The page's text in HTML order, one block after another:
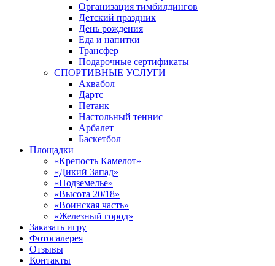
Организация тимбилдингов
Детский праздник
День рождения
Еда и напитки
Трансфер
Подарочные сертификаты
СПОРТИВНЫЕ УСЛУГИ
Аквабол
Дартс
Петанк
Настольный теннис
Арбалет
Баскетбол
Площадки
«Крепость Камелот»
«Дикий Запад»
«Подземелье»
«Высота 20/18»
«Воинская часть»
«Железный город»
Заказать игру
Фотогалерея
Отзывы
Контакты